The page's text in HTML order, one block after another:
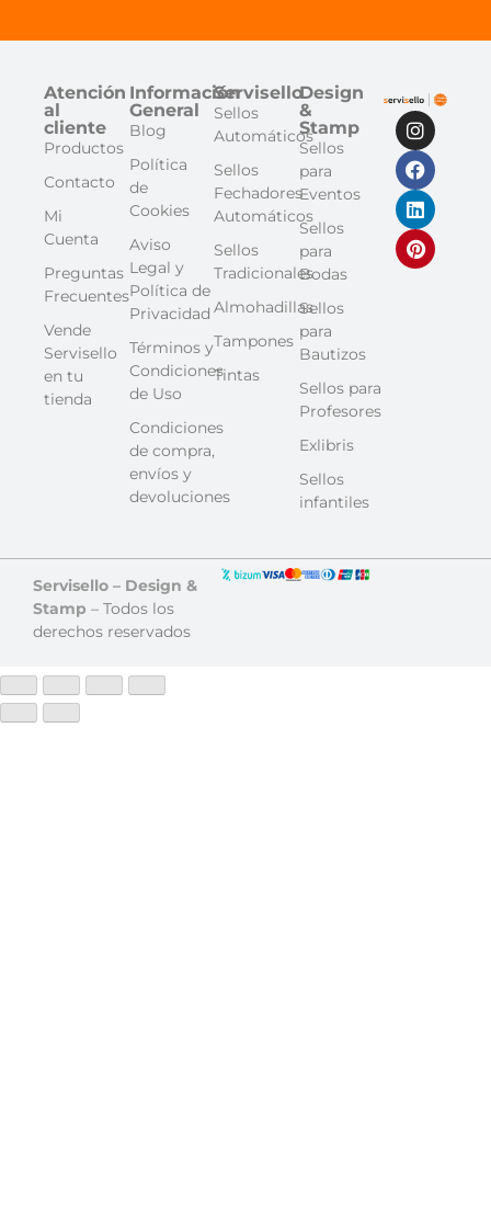
Atención
al
cliente
Productos
Contacto
Mi
Cuenta
Preguntas
Frecuentes
Vende
Servisello
en tu
tienda
Información
General
Blog
Política
de
Cookies
Aviso
Legal y
Política de
Privacidad
Términos y
Condiciones
de Uso
Condiciones
de compra,
envíos y
devoluciones
Servisello
Sellos
Automáticos
Sellos
Fechadores
Automáticos
Sellos
Tradicionales
Almohadillas
Tampones
Tintas
Design
&
Stamp
Sellos
para
Eventos
Sellos
para
Bodas
Sellos
para
Bautizos
Sellos para
Profesores
Exlibris
Sellos
infantiles
Servisello – Design &
Stamp – Todos los
derechos reservados